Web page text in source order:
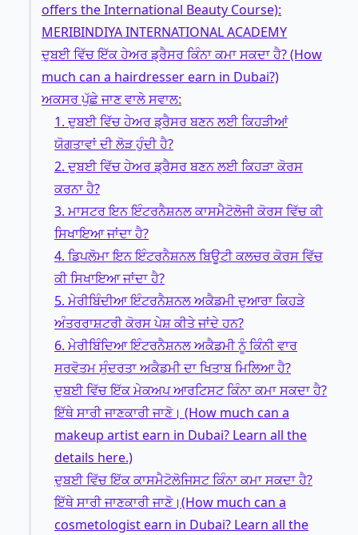
offers the International Beauty Course):
MERIBINDIYA INTERNATIONAL ACADEMY
ਦੁਬਈ ਵਿੱਚ ਇੱਕ ਹੇਅਰ ਡ੍ਰੈਸਰ ਕਿੰਨਾ ਕਮਾ ਸਕਦਾ ਹੈ? (How
much can a hairdresser earn in Dubai?)
ਅਕਸਰ ਪੁੱਛੇ ਜਾਣ ਵਾਲੇ ਸਵਾਲ:
1. ਦੁਬਈ ਵਿੱਚ ਹੇਅਰ ਡ੍ਰੈਸਰ ਬਣਨ ਲਈ ਕਿਹੜੀਆਂ
ਯੋਗਤਾਵਾਂ ਦੀ ਲੋੜ ਹੁੰਦੀ ਹੈ?
2. ਦੁਬਈ ਵਿੱਚ ਹੇਅਰ ਡ੍ਰੈਸਰ ਬਣਨ ਲਈ ਕਿਹੜਾ ਕੋਰਸ
ਕਰਨਾ ਹੈ?
3. ਮਾਸਟਰ ਇਨ ਇੰਟਰਨੈਸ਼ਨਲ ਕਾਸਮੈਟੋਲੋਜੀ ਕੋਰਸ ਵਿੱਚ ਕੀ
ਸਿਖਾਇਆ ਜਾਂਦਾ ਹੈ?
4. ਡਿਪਲੋਮਾ ਇਨ ਇੰਟਰਨੈਸ਼ਨਲ ਬਿਊਟੀ ਕਲਚਰ ਕੋਰਸ ਵਿੱਚ
ਕੀ ਸਿਖਾਇਆ ਜਾਂਦਾ ਹੈ?
5. ਮੇਰੀਬਿੰਦੀਆ ਇੰਟਰਨੈਸ਼ਨਲ ਅਕੈਡਮੀ ਦੁਆਰਾ ਕਿਹੜੇ
ਅੰਤਰਰਾਸ਼ਟਰੀ ਕੋਰਸ ਪੇਸ਼ ਕੀਤੇ ਜਾਂਦੇ ਹਨ?
6. ਮੇਰੀਬਿੰਦਿਆ ਇੰਟਰਨੈਸ਼ਨਲ ਅਕੈਡਮੀ ਨੂੰ ਕਿੰਨੀ ਵਾਰ
ਸਰਵੋਤਮ ਸੁੰਦਰਤਾ ਅਕੈਡਮੀ ਦਾ ਖਿਤਾਬ ਮਿਲਿਆ ਹੈ?
ਦੁਬਈ ਵਿੱਚ ਇੱਕ ਮੇਕਅਪ ਆਰਟਿਸਟ ਕਿੰਨਾ ਕਮਾ ਸਕਦਾ ਹੈ?
ਇੱਥੇ ਸਾਰੀ ਜਾਣਕਾਰੀ ਜਾਣੋ। (How much can a
makeup artist earn in Dubai? Learn all the
details here.)
ਦੁਬਈ ਵਿੱਚ ਇੱਕ ਕਾਸਮੈਟੋਲੋਜਿਸਟ ਕਿੰਨਾ ਕਮਾ ਸਕਦਾ ਹੈ?
ਇੱਥੇ ਸਾਰੀ ਜਾਣਕਾਰੀ ਜਾਣੋ।(How much can a
cosmetologist earn in Dubai? Learn all the